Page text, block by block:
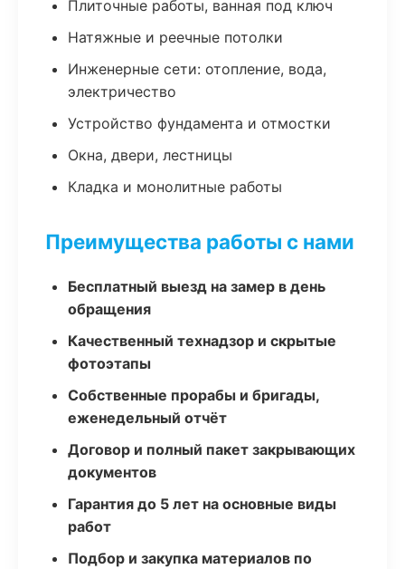
Плиточные работы, ванная под ключ
Натяжные и реечные потолки
Инженерные сети: отопление, вода,
электричество
Устройство фундамента и отмостки
Окна, двери, лестницы
Кладка и монолитные работы
Преимущества работы с нами
Бесплатный выезд на замер в день
обращения
Качественный технадзор и скрытые
фотоэтапы
Собственные прорабы и бригады,
еженедельный отчёт
Договор и полный пакет закрывающих
документов
Гарантия до 5 лет на основные виды
работ
Подбор и закупка материалов по